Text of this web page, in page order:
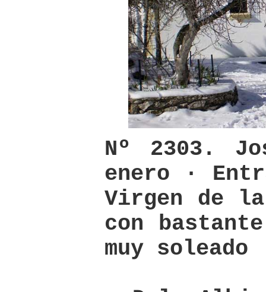
Nº 2303.
enero ·
Virgen de
con
muy soleado